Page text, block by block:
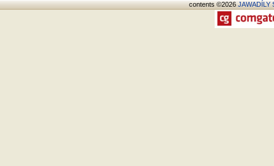
contents ©2026JAWADÍLY